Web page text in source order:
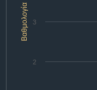
Βαθμολογία
2
3